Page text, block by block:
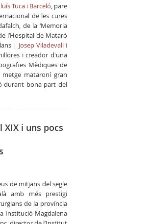
Tuca i Barceló, pare
de les cures
de la ‘Memoria
l’Hospital de Mataró
| Josep Viladevall i
i creador d'una
Mèdiques de
metge mataroní gran
durant bona part del
i uns pocs
de mitjans del segle
amb més prestigi
de la província
Institució Magdalena